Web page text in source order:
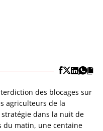
des blocages sur
agriculteurs de la
dans la nuit de
du matin, une centaine